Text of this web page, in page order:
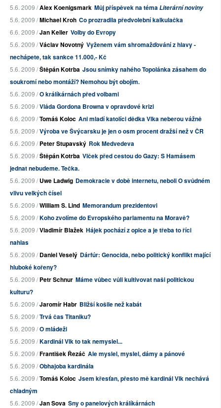
5.6. 2009 /Alex Koenigsmark Můj příspěvek na témaLiterární noviny
5.6. 2009 /Michael Kroh Co prozradila předvolební kalkulačka
6.6. 2009 /Jan Keller Volby do Evropy
5.6. 2009 /Václav Novotný Vyženem vám shromažďování z hlavy -
nechápete, tak sankce 11.000,- Kč
5.6. 2009 /Štěpán Kotrba Jsou snímky nahého Topolánka zásahem do
soukromí nebo montáží? Nemohou být obojím.
5.6. 2009 /O králíkárnách před volbami
5.6. 2009 /Vláda Gordona Browna v opravdové krizi
6.6. 2009 /Tomáš Koloc Ani mladí katolíci dědka Vlka neberou vážně
5.6. 2009 /Výroba ve Švýcarsku je jen o osm procent dražší než v ČR
6.6. 2009 /Peter Stupavský Rok Medvedeva
5.6. 2009 /Štěpán Kotrba Vlček před cestou do Gazy: S Hamásem
jednat nebudeme. Tečka.
5.6. 2009 /Uwe Ladwig Demokracie v době internetu, neboli O svůdném
vlivu velkých čísel
5.6. 2009 /William S. Lind Memorandum prezidentovi
5.6. 2009 /Koho zvolíme do Evropského parlamentu na Moravě?
5.6. 2009 /Vladimír Blažek Hájek pochází z opice a je třeba to říci
nahlas
5.6. 2009 /Daniel Veselý Dárfúr: Genocida, nebo politický konflikt mající
hluboké kořeny?
5.6. 2009 /Petr Schnur Máme vůbec vůli kultivovat naši politickou
kulturu?
5.6. 2009 /Jaromír Habr Bližší košile než kabát
5.6. 2009 /Trvá čas Titaniku?
5.6. 2009 /O mládeži
5.6. 2009 /Kardinál Vlk to tak nemyslel...
5.6. 2009 /František Řezáč Ale myslel, myslel, dámy a pánové
5.6. 2009 /Obhajoba kardinála
5.6. 2009 /Tomáš Koloc Jsem křesťan, přesto mě kardinál Vlk nechává
chladným
5.6. 2009 /Jan Sova Sny o panelových králíkárnách